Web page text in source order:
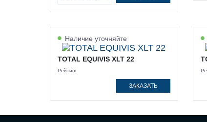
Наличие уточняйте
TOTAL EQUIVIS XLT 22
Рейтинг:
ЗАКАЗАТЬ